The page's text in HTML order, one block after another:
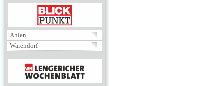
BLICKPUNKT
Ahlen
Warendorf
MENÜ